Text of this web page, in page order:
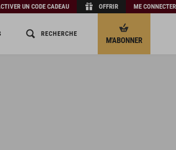
UN CODE CADEAU OFFRIR ME CONNECTER
RECHERCHE
M'ABONNER